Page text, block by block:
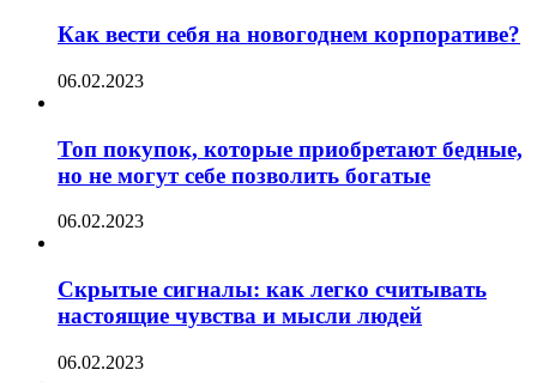
Как вести себя на новогоднем корпоративе?
06.02.2023
Топ покупок, которые приобретают бедные,
но не могут себе позволить богатые
06.02.2023
Скрытые сигналы: как легко считывать
настоящие чувства и мысли людей
06.02.2023